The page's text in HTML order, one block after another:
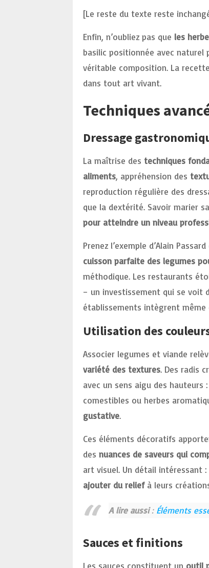
[Le reste du texte reste
Enfin, n’oubliez pas que les
basilic positionnée avec
véritable composition. La
dans tout art vivant.
Techniques
Dressage
La maîtrise des techniques
aliments, appréhension des
reproduction régulière des
que la dextérité. Savoir marier
pour atteindre un niveau
Prenez l’exemple d’Alain
cuisson parfaite des legumes
méthodique. Les restaurants
– un investissement qui se voit
établissements intègrent même
Utilisation des
Associer legumes et viande
variété des textures. Des radis
avec un sens aigu des
comestibles ou herbes
gustative.
Ces éléments décoratifs
des nuances de saveurs qui
art visuel. Un détail intéressant
ajouter du reliefà leurs
A lire aussi: Éléments
Sauces et finitions
Les sauces constituent un outil